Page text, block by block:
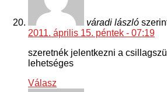
váradi lászló
2011. április 15. péntek - 07:19
szeretnék jelentkezni a
lehetséges
Válasz